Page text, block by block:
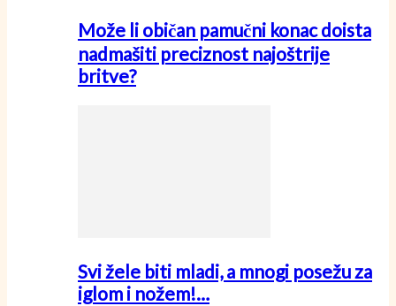
Može li običan pamučni konac doista
nadmašiti preciznost najoštrije
britve?
Svi žele biti mladi, a mnogi posežu za
iglom i nožem!…